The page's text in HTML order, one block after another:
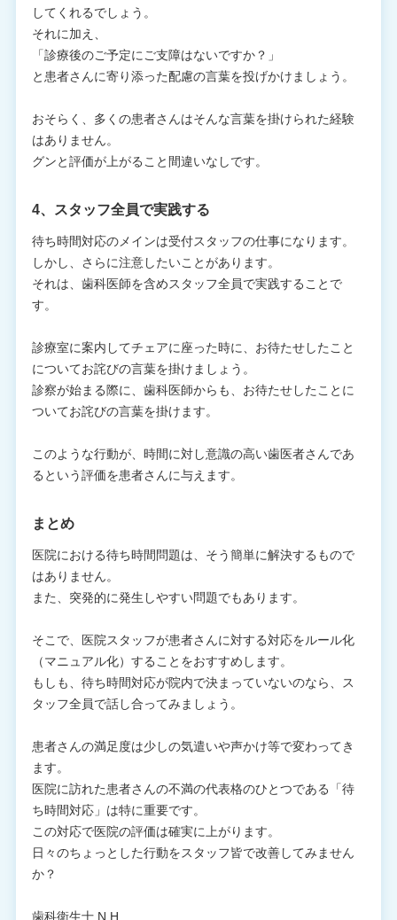
してくれるでしょう。
それに加え、
「診療後のご予定にご支障はないですか？」
と患者さんに寄り添った配慮の言葉を投げかけましょう。
おそらく、多くの患者さんはそんな言葉を掛けられた経験
はありません。
グンと評価が上がること間違いなしです。
4、スタッフ全員で実践する
待ち時間対応のメインは受付スタッフの仕事になります。
しかし、さらに注意したいことがあります。
それは、歯科医師を含めスタッフ全員で実践することで
す。
診療室に案内してチェアに座った時に、お待たせしたこと
についてお詫びの言葉を掛けましょう。
診察が始まる際に、歯科医師からも、お待たせしたことに
ついてお詫びの言葉を掛けます。
このような行動が、時間に対し意識の高い歯医者さんであ
るという評価を患者さんに与えます。
まとめ
医院における待ち時間問題は、そう簡単に解決するもので
はありません。
また、突発的に発生しやすい問題でもあります。
そこで、医院スタッフが患者さんに対する対応をルール化
（マニュアル化）することをおすすめします。
もしも、待ち時間対応が院内で決まっていないのなら、ス
タッフ全員で話し合ってみましょう。
患者さんの満足度は少しの気遣いや声かけ等で変わってき
ます。
医院に訪れた患者さんの不満の代表格のひとつである「待
ち時間対応」は特に重要です。
この対応で医院の評価は確実に上がります。
日々のちょっとした行動をスタッフ皆で改善してみません
か？
歯科衛生士 N.H.